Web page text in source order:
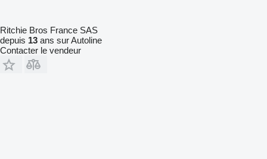
Ritchie Bros France SAS
depuis 13 ans sur Autoline
Contacter le vendeur